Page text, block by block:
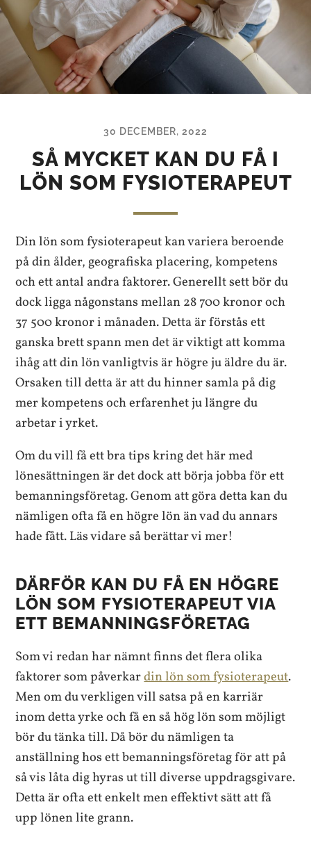
30 DECEMBER, 2022
SÅ MYCKET KAN DU FÅ I
LÖN SOM FYSIOTERAPEUT
Din lön som fysioterapeut kan variera beroende
på din ålder, geografiska placering, kompetens
och ett antal andra faktorer. Generellt sett bör du
dock ligga någonstans mellan 28 700 kronor och
37 500 kronor i månaden. Detta är förstås ett
ganska brett spann men det är viktigt att komma
ihåg att din lön vanligtvis är högre ju äldre du är.
Orsaken till detta är att du hinner samla på dig
mer kompetens och erfarenhet ju längre du
arbetar i yrket.
Om du vill få ett bra tips kring det här med
lönesättningen är det dock att börja jobba för ett
bemanningsföretag. Genom att göra detta kan du
nämligen ofta få en högre lön än vad du annars
hade fått. Läs vidare så berättar vi mer!
DÄRFÖR KAN DU FÅ EN HÖGRE
LÖN SOM FYSIOTERAPEUT VIA
ETT BEMANNINGSFÖRETAG
Som vi redan har nämnt finns det flera olika
faktorer som påverkardin lön som fysioterapeut.
Men om du verkligen vill satsa på en karriär
inom detta yrke och få en så hög lön som möjligt
bör du tänka till. Då bör du nämligen ta
anställning hos ett bemanningsföretag för att på
så vis låta dig hyras ut till diverse uppdragsgivare.
Detta är ofta ett enkelt men effektivt sätt att få
upp lönen lite grann.